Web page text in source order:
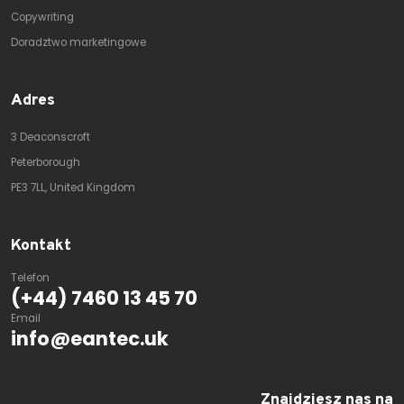
Copywriting
Doradztwo marketingowe
Adres
3 Deaconscroft
Peterborough
PE3 7LL, United Kingdom
Kontakt
Telefon
(+44) 7460 13 45 70
Email
info@eantec.uk